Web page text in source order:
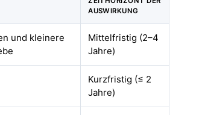
AUSWIRKUNG
und kleinere
Mittelfristig (2–4
Jahre)
Kurzfristig (≤ 2
Jahre)